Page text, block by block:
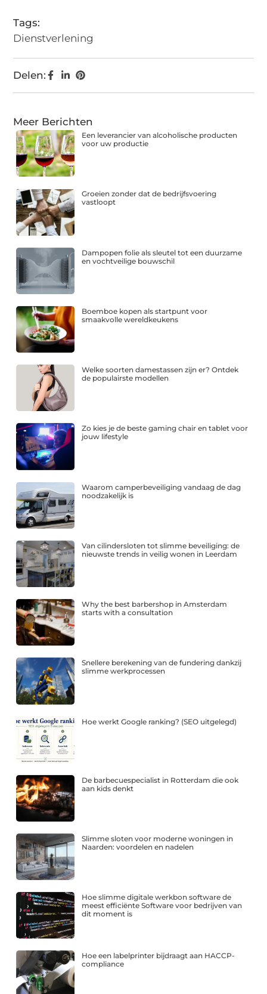
Tags:
Dienstverlening
Delen:
Meer Berichten
Een leverancier van alcoholische producten
voor uw productie
Groeien zonder dat de bedrijfsvoering
vastloopt
Dampopen folie als sleutel tot een duurzame
en vochtveilige bouwschil
Boemboe kopen als startpunt voor
smaakvolle wereldkeukens
Welke soorten damestassen zijn er? Ontdek
de populairste modellen
Zo kies je de beste gaming chair en tablet voor
jouw lifestyle
Waarom camperbeveiliging vandaag de dag
noodzakelijk is
Van cilindersloten tot slimme beveiliging: de
nieuwste trends in veilig wonen in Leerdam
Why the best barbershop in Amsterdam
starts with a consultation
Snellere berekening van de fundering dankzij
slimme werkprocessen
Hoe werkt Google ranking? (SEO uitgelegd)
De barbecuespecialist in Rotterdam die ook
aan kids denkt
Slimme sloten voor moderne woningen in
Naarden: voordelen en nadelen
Hoe slimme digitale werkbon software de
meest efficiënte Software voor bedrijven van
dit moment is
Hoe een labelprinter bijdraagt aan HACCP-
compliance